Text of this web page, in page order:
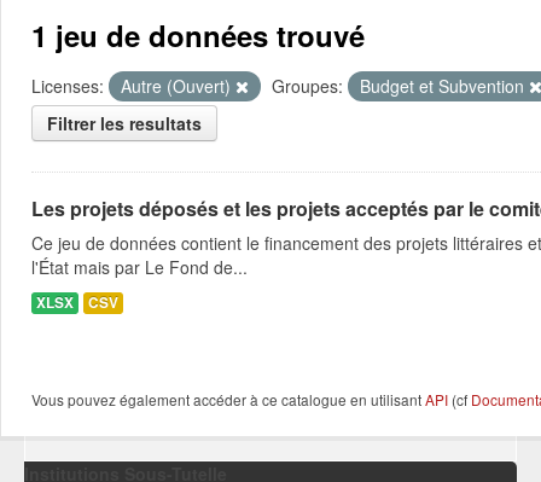
1 jeu de données trouvé
Licenses: Autre (Ouvert) Groupes:
Budget et Subvention
Filtrer les resultats
Les projets déposés et les projets acceptés par le
Ce jeu de données contient le financement des projets littéraires
l'État mais par Le Fond de...
XLSX CSV
Vous pouvez également accéder à ce catalogue en utilisantAPI (cf